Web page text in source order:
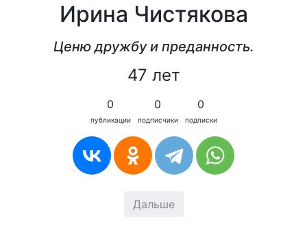
Ирина Чистякова
Ценю дружбу и преданность.
47 лет
0
публикации
0
подписчики
0
подписки
Дальше